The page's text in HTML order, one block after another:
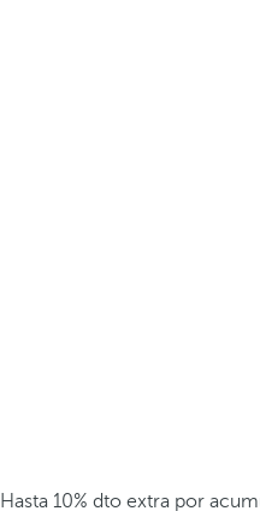
Hasta 10% dto extra por